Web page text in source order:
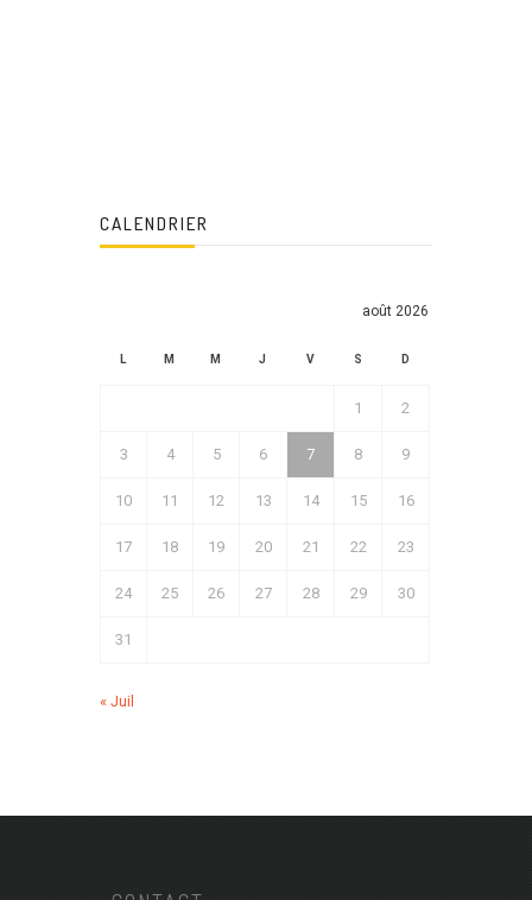
CALENDRIER
août 2026
L M M J V S D
1 2
3 4 5 6 7 8 9
10 11 12 13 14 15 16
17 18 19 20 21 22 23
24 25 26 27 28 29 30
31
« Juil